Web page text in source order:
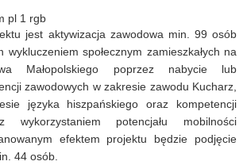
jest aktywizacja zawodowa min. 99 osób
wykluczeniem społecznym zamieszkałych na
Małopolskiego poprzez nabycie lub
zawodowych w zakresie zawodu Kucharz,
języka hiszpańskiego oraz kompetencji
wykorzystaniem potencjału mobilności
efektem projektu będzie podjęcie
44 osób.